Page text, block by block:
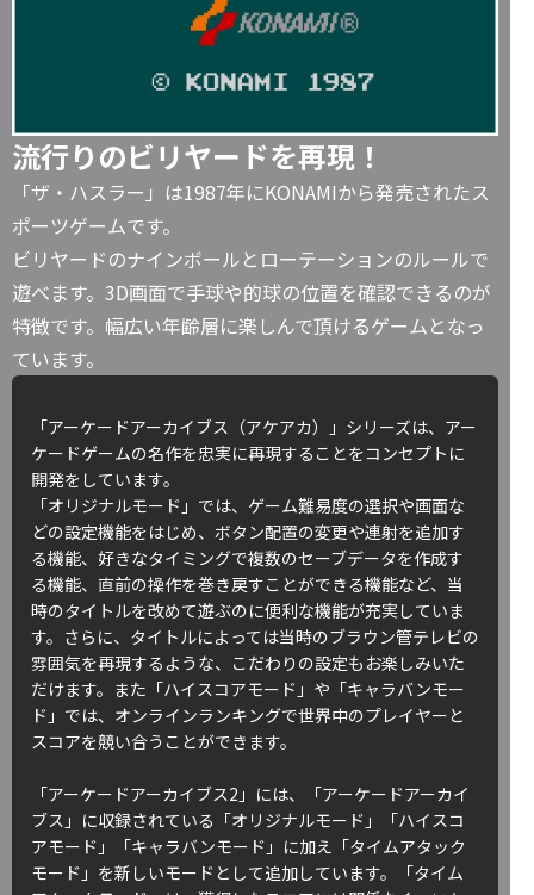
流行りのビリヤードを再現！
「ザ・ハスラー」は1987年にKONAMIから発売されたス
ポーツゲームです。
ビリヤードのナインボールとローテーションのルールで
遊べます。3D画面で手球や的球の位置を確認できるのが
特徴です。幅広い年齢層に楽しんで頂けるゲームとなっ
ています。
「アーケードアーカイブス（アケアカ）」シリーズは、アー
ケードゲームの名作を忠実に再現することをコンセプトに
開発をしています。
「オリジナルモード」では、ゲーム難易度の選択や画面な
どの設定機能をはじめ、ボタン配置の変更や連射を追加す
る機能、好きなタイミングで複数のセーブデータを作成す
る機能、直前の操作を巻き戻すことができる機能など、当
時のタイトルを改めて遊ぶのに便利な機能が充実していま
す。さらに、タイトルによっては当時のブラウン管テレビの
雰囲気を再現するような、こだわりの設定もお楽しみいた
だけます。また「ハイスコアモード」や「キャラバンモー
ド」では、オンラインランキングで世界中のプレイヤーと
スコアを競い合うことができます。
「アーケードアーカイブス2」には、「アーケードアーカイ
ブス」に収録されている「オリジナルモード」「ハイスコ
アモード」「キャラバンモード」に加え「タイムアタック
モード」を新しいモードとして追加しています。「タイム